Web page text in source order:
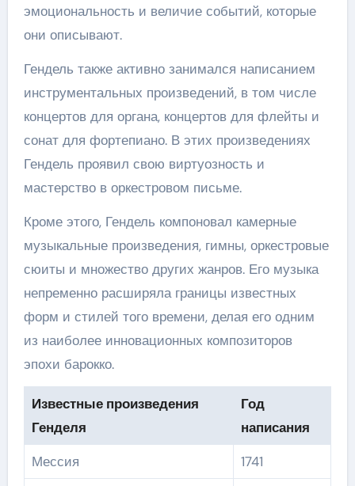
эмоциональность и величие событий, которые
они описывают.
Гендель также активно занимался написанием
инструментальных произведений, в том числе
концертов для органа, концертов для флейты и
сонат для фортепиано. В этих произведениях
Гендель проявил свою виртуозность и
мастерство в оркестровом письме.
Кроме этого, Гендель компоновал камерные
музыкальные произведения, гимны, оркестровые
сюиты и множество других жанров. Его музыка
непременно расширяла границы известных
форм и стилей того времени, делая его одним
из наиболее инновационных композиторов
эпохи барокко.
Известные произведения
Генделя
Год
написания
Мессия
1741